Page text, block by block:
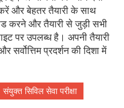
करें और बेहतर तैयारी के साथ
करने और तैयारी से जुड़ी सभी
पर उपलब्ध है। अपनी तैयारी
प्रदर्शन की दिशा में
संयुक्त सिविल सेवा परीक्षा